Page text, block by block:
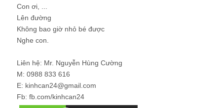
Con ơi, ...
Lên đường
Không bao giờ nhỏ bé được
Nghe con.
Liên hệ: Mr. Nguyễn Hùng Cường
M: 0988 833 616
E: kinhcan24@gmail.com
Fb: fb.com/kinhcan24